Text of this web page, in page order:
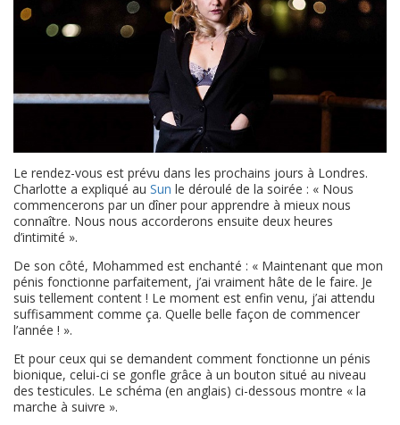
Le rendez-vous est prévu dans les prochains jours à Londres.
Charlotte a expliqué au Sun le déroulé de la soirée : « Nous
commencerons par un dîner pour apprendre à mieux nous
connaître. Nous nous accorderons ensuite deux heures
d’intimité ».
De son côté, Mohammed est enchanté : « Maintenant que mon
pénis fonctionne parfaitement, j’ai vraiment hâte de le faire. Je
suis tellement content ! Le moment est enfin venu, j’ai attendu
suffisamment comme ça. Quelle belle façon de commencer
l’année ! ».
Et pour ceux qui se demandent comment fonctionne un pénis
bionique, celui-ci se gonfle grâce à un bouton situé au niveau
des testicules. Le schéma (en anglais) ci-dessous montre « la
marche à suivre ».